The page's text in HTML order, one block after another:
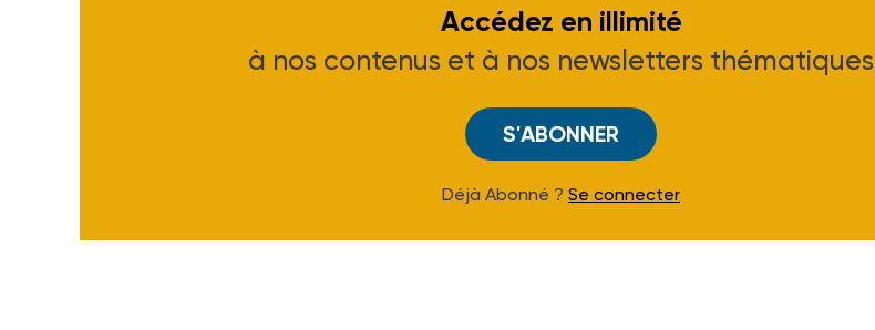
Accédez en illimité
à nos contenus et à nos newsletters thématiques
S'ABONNER
Déjà Abonné ? Se connecter